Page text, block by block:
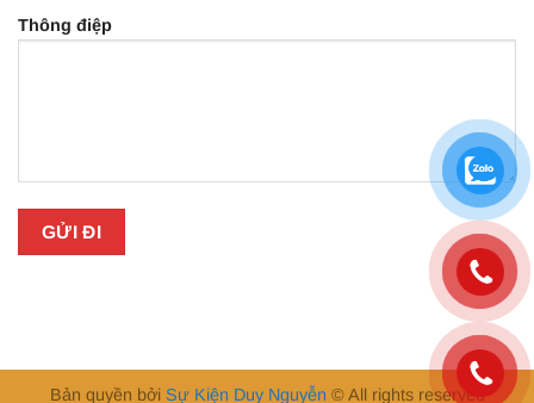
Thông điệp
Bản quyền bởi Sự Kiện Duy Nguyễn © All rights reserved